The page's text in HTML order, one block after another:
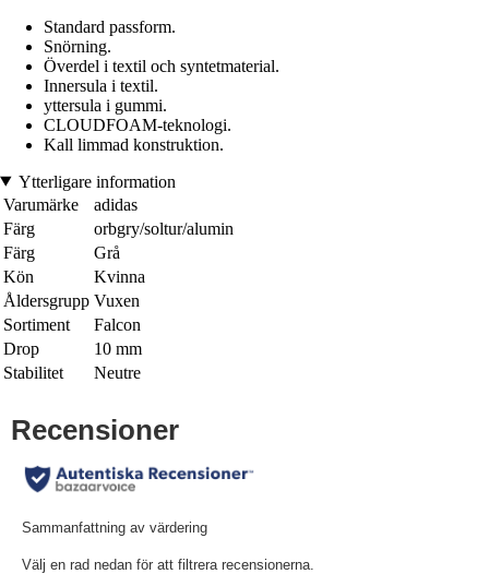
Standard passform.
Snörning.
Överdel i textil och syntetmaterial.
Innersula i textil.
yttersula i gummi.
CLOUDFOAM-teknologi.
Kall limmad konstruktion.
Ytterligare information
Varumärke
adidas
Färg
orbgry/soltur/alumin
Färg
Grå
Kön
Kvinna
Åldersgrupp Vuxen
Sortiment
Falcon
Drop
10 mm
Stabilitet
Neutre